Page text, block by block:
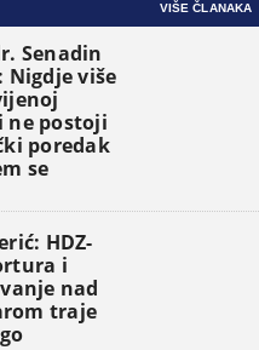
VIŠE ČLANAKA
Senadin
Nigdje više
ne postoji
poredak
se
grupe
kao
jedinice
HDZ-
i
nad
traje